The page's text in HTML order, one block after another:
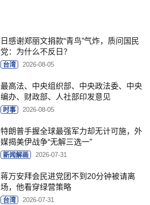
日感谢郑丽文捐款“青鸟”气炸，质问国民
党：为什么不反日？
台湾 2026-08-05
最高法、中央组织部、中央政法委、中央
编办、财政部、人社部印发意见
时事 2026-08-05
特朗普手握全球最强军力却无计可施，外
媒揭美伊战争“无解三选一”
新闻解画 2026-07-31
蒋万安拜会民进党团不到20分钟被请离
场，他看穿绿营策略
台湾 2026-07-31